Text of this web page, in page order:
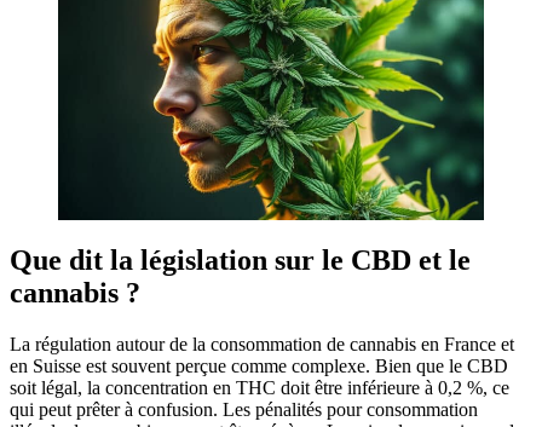
Que dit la législation sur le CBD et le
cannabis ?
La régulation autour de la consommation de cannabis en France et
en Suisse est souvent perçue comme complexe. Bien que le CBD
soit légal, la concentration en THC doit être inférieure à 0,2 %, ce
qui peut prêter à confusion. Les pénalités pour consommation